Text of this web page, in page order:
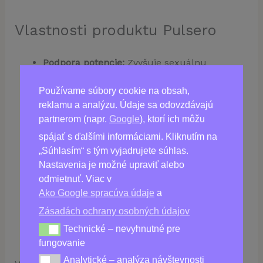
Používame súbory cookie na obsah,
reklamu a analýzu. Údaje sa odovzdávajú
partnerom (napr. Google), ktorí ich môžu
spájať s ďalšími informáciami. Kliknutím na
„Súhlasím“ s tým vyjadrujete súhlas.
Nastavenia je možné upraviť alebo
odmietnuť. Viac v
Ako Google spracúva údaje a
Zásadách ochrany osobných údajov
Technické – nevyhnutné pre fungovanie
Technické – nevyhnutné pre
fungovanie
Analytické – analýza návštevnosti
Analytické – analýza návštevnosti
Vlastnosti produktu Pulsero
Podpora potencie:Zvyšuje sexuálnu
Zlepšenie krvného obehu: Podporuje zdravý
krvný obeh, ktorý je kľúčový pre udržanie
potencie.
Prírodné zloženie:Obsahuje prírodné
ingrediencie, ktoré podporujú celkové
zdravie a vitalitu.
Jednoduché použitie:Každá kapsula je
navrhnutá pre maximálny účinok a ľahké
dávkovanie.